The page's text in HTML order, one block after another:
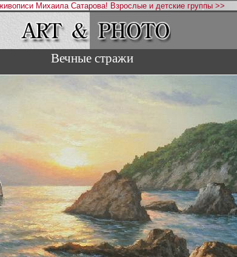
Михаила Сатарова! Взрослые и детские группы >>
Вечные стражи